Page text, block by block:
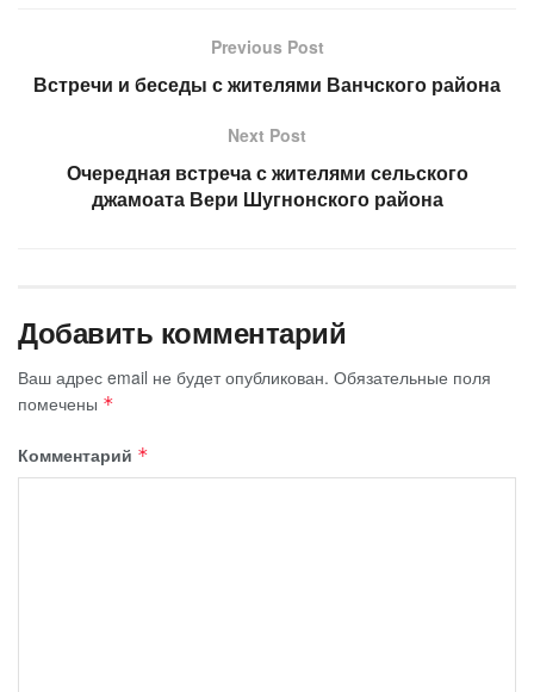
Previous Post
Встречи и беседы с жителями Ванчского района
Next Post
Очередная встреча с жителями сельского
джамоата Вери Шугнонского района
Добавить комментарий
Ваш адрес email не будет опубликован. Обязательные поля
помечены *
Комментарий *